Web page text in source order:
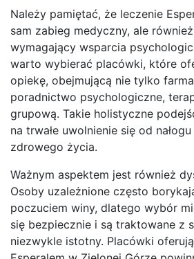
Należy pamiętać, że leczenie
sam zabieg medyczny, ale
wymagający wsparcia
warto wybierać placówki, które
opiekę, obejmującą nie tylko
poradnictwo psychologiczne,
grupową. Takie holistyczne
na trwałe uwolnienie się od
zdrowego życia.
Ważnym aspektem jest również
Osoby uzależnione często
poczuciem winy, dlatego wybór
się bezpiecznie i są traktowane z
niezwykle istotny. Placówki